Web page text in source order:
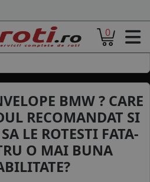
ANVELOPE
0
BMW ? CARE
RECOMANDAT SI
LE ROTESTI FATA-
O MAI BUNA